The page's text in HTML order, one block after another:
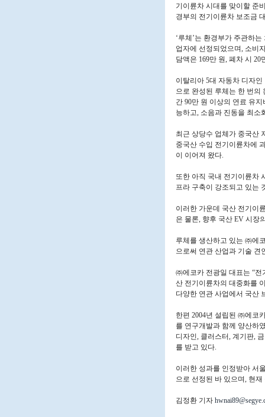
기이륜차 시대를 맞이할 준
경부의 전기이륜차 보조금
‘루체’는 환경부가 주관하
업자에 선정되었으며, 소비
담액은 169만 원, 폐차 시
이탈리아 5대 자동차 디자
으로 완성된 루체는 한 번의
간 90만 원 이상의 연료 유
능하고, 소음과 진동을 최소
최근 상당수 업체가 중국산
중국산 수입 전기이륜차에
이 이어져 왔다.
또한 아직 국내 전기이륜차
프라 구축이 강조되고 있는
이러한 가운데 국산 전기이
은 물론, 향후 국산 EV 시장
루체를 생산하고 있는 ㈜에
으로써 연관 산업과 기술 견
㈜에코카 전광일 대표는 “
산 전기이륜차의 대중화를
다양한 연관 사업에서 국산
한편 2004년 설립된 ㈜에코
를 연구개발과 함께 양산하
디자인, 클러스터, 계기판,
를 받고 있다.
이러한 성과를 인정받아 서
으로 선정된 바 있으며, 현
김정환 기자